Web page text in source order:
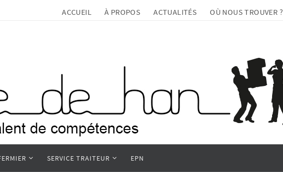
ACCUEIL À PROPOS ACTUALITÉS OÙ NOUS TROUVER ?
SERVICE TRAITEUR EPN